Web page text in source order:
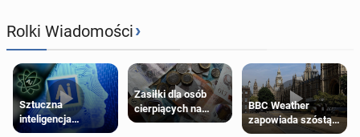
Rolki Wiadomości›
Sztuczna
inteligencja
próbowała oszukać
Zasiłki dla osób
cierpiących na
schorzenia
BBC Weather
zapowiada szóstą
falę upałów w